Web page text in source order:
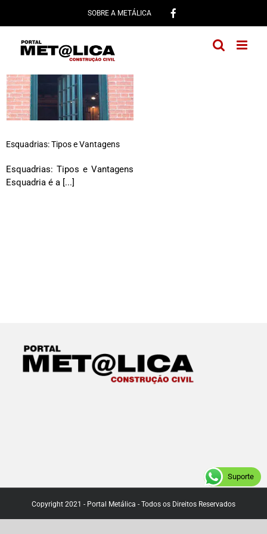
conteúdo
SOBRE A METÁLICA
Esquadrias: Tipos e Vantagens
Esquadrias: Tipos e Vantagens
Esquadria é a [...]
Copyright 2021 - Portal Metálica - Todos os Direitos Reservados
Suporte